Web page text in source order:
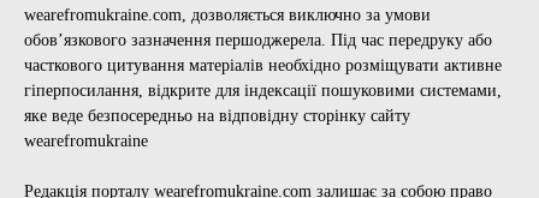
wearefromukraine.com, дозволяється виключно за умови
обов’язкового зазначення першоджерела. Під час передруку або
часткового цитування матеріалів необхідно розміщувати активне
гіперпосилання, відкрите для індексації пошуковими системами,
яке веде безпосередньо на відповідну сторінку сайту
wearefromukraine
Редакція порталу wearefromukraine.com залишає за собою право